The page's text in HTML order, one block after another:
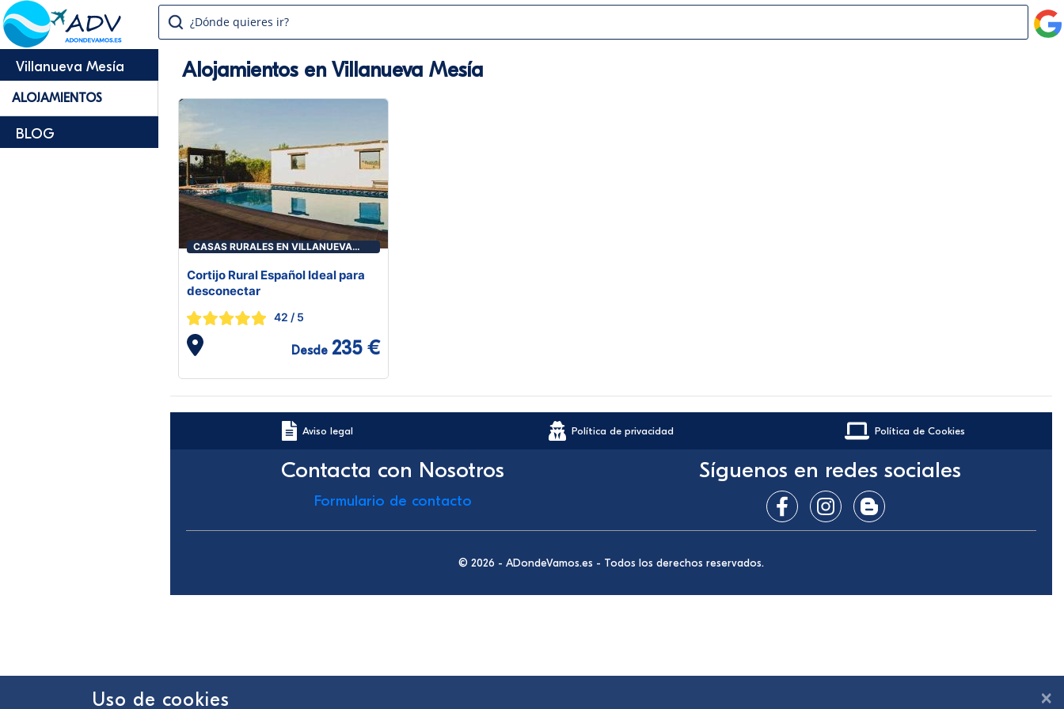
¿Dónde quieres ir?
Villanueva Mesía
ALOJAMIENTOS
BLOG
Alojamientos en Villanueva Mesía
CASAS RURALES EN VILLANUEVA
Cortijo Rural Español Ideal para
desconectar
42 / 5
Desde 235 €
Aviso legal Política de privacidad Política de Cookies
Contacta con Nosotros
Formulario de contacto
Síguenos en redes sociales
© 2026 - ADondeVamos.es - Todos los derechos reservados.
×
Uso de cookies